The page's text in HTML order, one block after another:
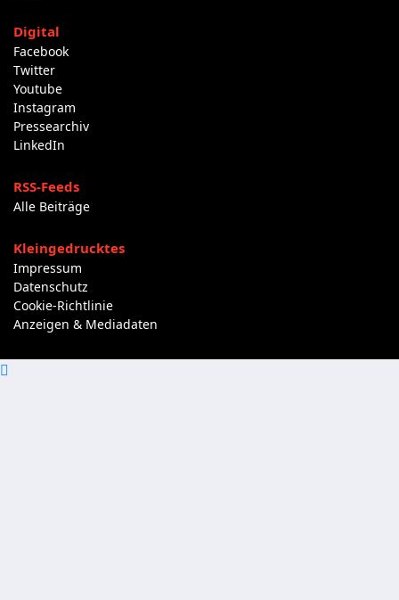
Digital
Facebook
Twitter
Youtube
Instagram
Pressearchiv
LinkedIn
RSS-Feeds
Alle Beiträge
Kleingedrucktes
Impressum
Datenschutz
Cookie-Richtlinie
Anzeigen & Mediadaten